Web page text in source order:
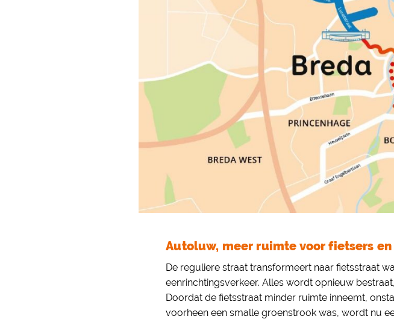
Autoluw, meer ruimte voor fietsers
De reguliere straat transformeert naar fietsstraat
eenrinchtingsverkeer. Alles wordt opnieuw
Doordat de fietsstraat minder ruimte inneemt,
voorheen een smalle groenstrook was, wordt nu